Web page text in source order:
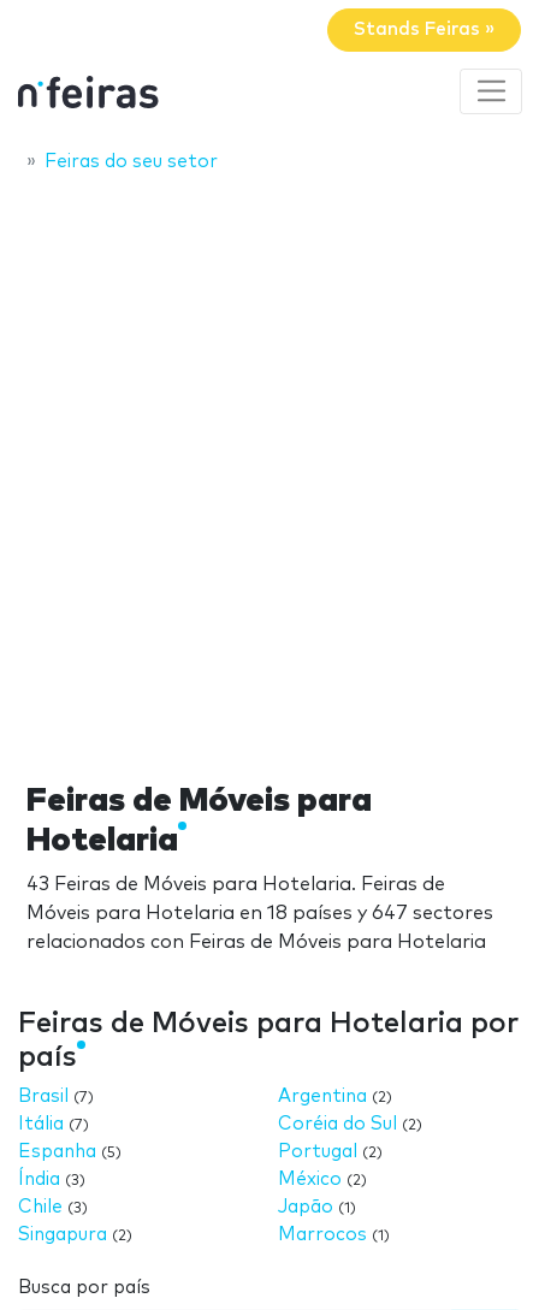
Stands Feiras »
Feiras do seu setor
Feiras de Móveis para
Hotelaria
43 Feiras de Móveis para Hotelaria. Feiras de
Móveis para Hotelaria en 18 países y 647 sectores
relacionados con Feiras de Móveis para Hotelaria
Feiras de Móveis para Hotelaria por
país
Brasil (7)
Itália (7)
Espanha (5)
Índia (3)
Chile (3)
Singapura (2)
Argentina (2)
Coréia do Sul (2)
Portugal (2)
México (2)
Japão (1)
Marrocos (1)
Busca por país